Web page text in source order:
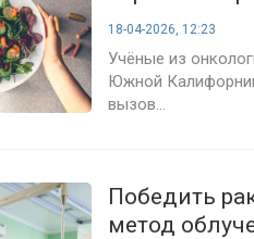
18-04-2026, 12:23
Учёные из
Южной
вызов...
Победить
метод